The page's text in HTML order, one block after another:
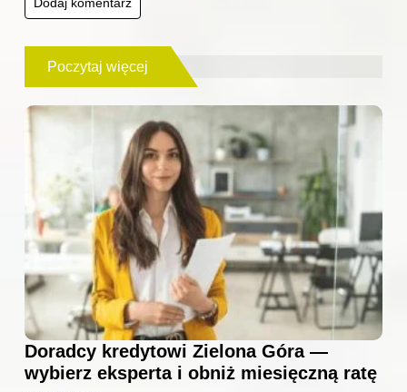
Poczytaj więcej
Doradcy kredytowi Zielona Góra —
wybierz eksperta i obniż miesięczną ratę